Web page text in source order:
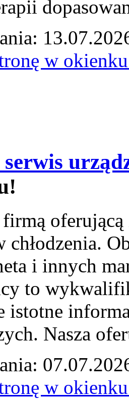
w
firmą
chłodzenia.
i innych
to
istotne
Nasza
w